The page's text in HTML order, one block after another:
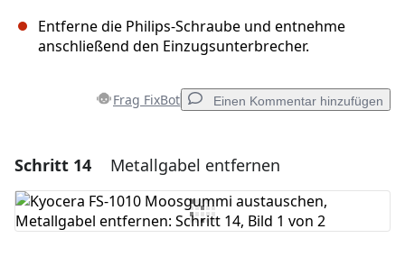
Entferne die Philips-Schraube und entnehme
anschließend den Einzugsunterbrecher.
Frag FixBot Einen Kommentar hinzufügen
Einen Kommentar hinzufügen
Kommentar hinzufügen
Schritt 14 Metallgabel entfernen